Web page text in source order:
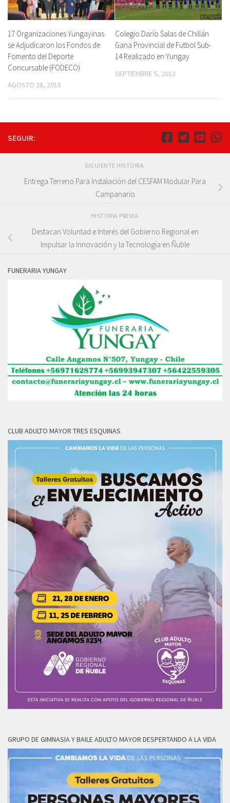
17 Organizaciones Yungayinas
se Adjudicaron los Fondos de
Fomento del Deporte
Concursable (FODECO)
AGOSTO 28, 2018
Colegio Darío Salas de Chillán
Gana Provincial de Futbol Sub-
14 Realizado en Yungay
SEPTIEMBRE 5, 2013
SEGUIR:
SIGUIENTE HISTORIA
Entrega Terreno Para Instalación del CESFAM Modular Para
Campanario
HISTORIA PREVIA
Destacan Voluntad e Interés del Gobierno Regional en
Impulsar la Innovación y la Tecnología en Ñuble
FUNERARIA YUNGAY
CLUB ADULTO MAYOR TRES ESQUINAS
GRUPO DE GIMNASIA Y BAILE ADULTO MAYOR DESPERTANDO A LA VIDA